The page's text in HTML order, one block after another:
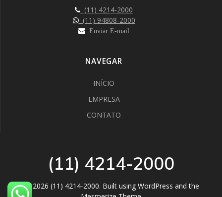
(11) 4214-2000
(11) 94808-2000
Enviar E-mail
NAVEGAR
INÍCIO
EMPRESA
CONTATO
(11) 4214-2000
© 2026 (11) 4214-2000. Built using WordPress and the